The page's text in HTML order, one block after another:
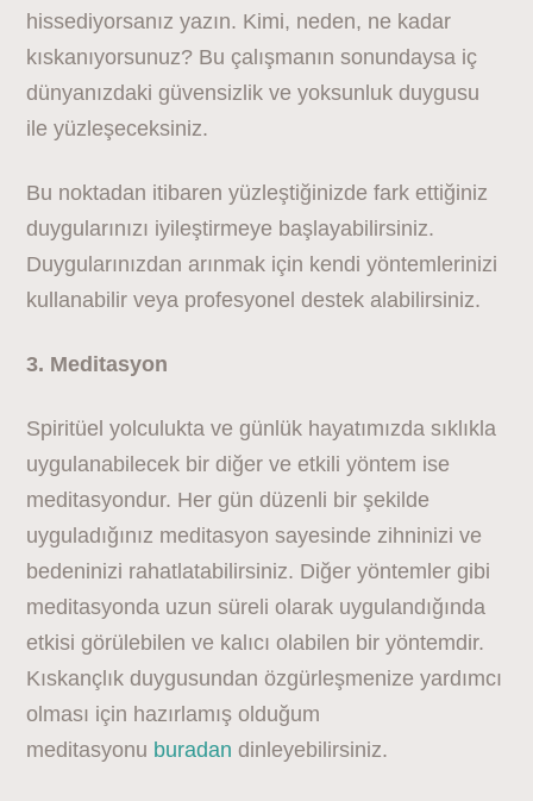
hissediyorsanız yazın. Kimi, neden, ne kadar
kıskanıyorsunuz? Bu çalışmanın sonundaysa iç
dünyanızdaki güvensizlik ve yoksunluk duygusu
ile yüzleşeceksiniz.
Bu noktadan itibaren yüzleştiğinizde fark ettiğiniz
duygularınızı iyileştirmeye başlayabilirsiniz.
Duygularınızdan arınmak için kendi yöntemlerinizi
kullanabilir veya profesyonel destek alabilirsiniz.
3. Meditasyon
Spiritüel yolculukta ve günlük hayatımızda sıklıkla
uygulanabilecek bir diğer ve etkili yöntem ise
meditasyondur. Her gün düzenli bir şekilde
uyguladığınız meditasyon sayesinde zihninizi ve
bedeninizi rahatlatabilirsiniz. Diğer yöntemler gibi
meditasyonda uzun süreli olarak uygulandığında
etkisi görülebilen ve kalıcı olabilen bir yöntemdir.
Kıskançlık duygusundan özgürleşmenize yardımcı
olması için hazırlamış olduğum
meditasyonu buradandinleyebilirsiniz.